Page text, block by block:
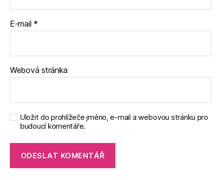
E-mail *
Webová stránka
Uložit do prohlížeče jméno, e-mail a webovou stránku pro
budoucí komentáře.